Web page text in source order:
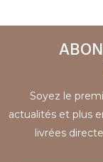
Soyez le
actualités et plus
livrées